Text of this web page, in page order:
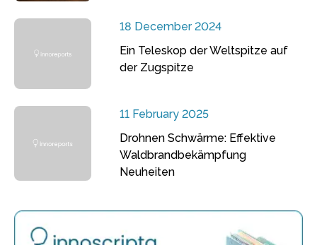
18 December 2024
Ein Teleskop der Weltspitze auf
der Zugspitze
11 February 2025
Drohnen Schwärme: Effektive
Waldbrandbekämpfung
Neuheiten